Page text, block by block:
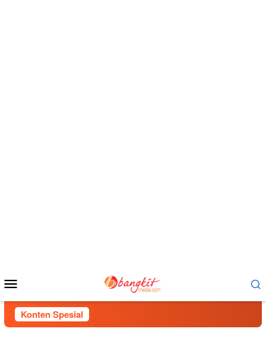
Mobile
Konten Spesial